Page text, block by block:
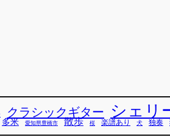
クラシックギター シェリ
多米 愛知県豊橋市 散歩 桜 楽譜あり 犬 独奏